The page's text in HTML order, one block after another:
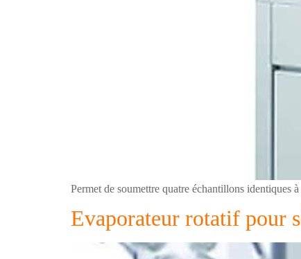
Permet de soumettre quatre échantillons identiques
Evaporateur rotatif pour